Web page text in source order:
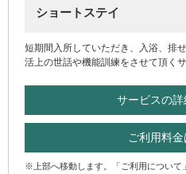
ショートステイ
短期間入所していただき、入浴、排
活上の世話や機能訓練をさせて頂くサ
サービスの詳
ご利用料
※上部へ移動します。「ご利用について